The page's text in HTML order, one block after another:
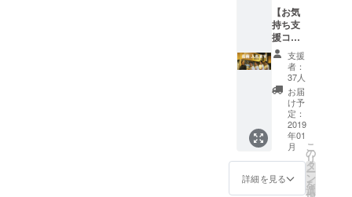
「Nishiikema
rt」を運営し
ているまち
づくり会社
です
【お気
持ち支
援コー
ス】 ◎
ギャラ
リー・
パブの
どこか
にお名
前をク
レジッ
ト致し
ます ※
クレ
ジット
支援
者：
37人
お届
け予
定：
2019
年01
月
詳細を見る
こ
の
リ
タ
ー
ン
を
選